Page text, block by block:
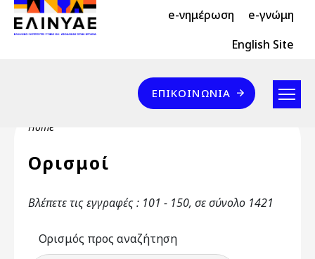
Skip to main content
Header Top 2 e-νημέρωση e-γνώμη
Header Top English Site
Επικοινωνία
ΕΠΙΚΟΙΝΩΝΊΑ
Breadcrumb
Home
Ορισμοί
Βλέπετε τις εγγραφές : 101 - 150, σε σύνολο 1421
Ορισμός προς αναζήτηση